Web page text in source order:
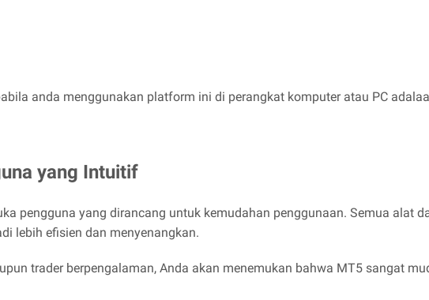
anda menggunakan platform ini di perangkat komputer atau PC
yang Intuitif
pengguna yang dirancang untuk kemudahan penggunaan. Semua alat
lebih efisien dan menyenangkan.
trader berpengalaman, Anda akan menemukan bahwa MT5 sangat